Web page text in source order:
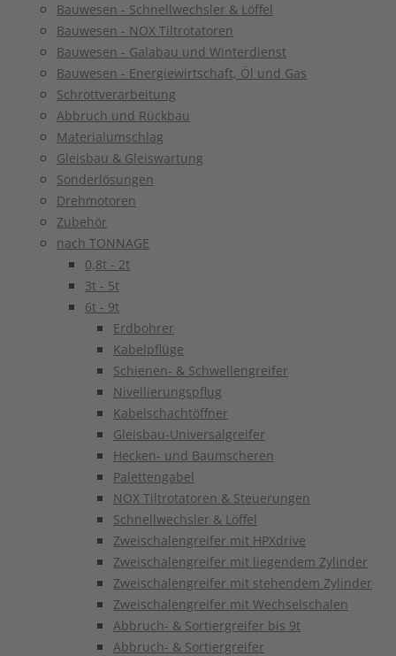
Bauwesen - Schnellwechsler & Löffel
Bauwesen - NOX Tiltrotatoren
Bauwesen - Galabau und Winterdienst
Bauwesen - Energiewirtschaft, Öl und Gas
Schrottverarbeitung
Abbruch und Rückbau
Materialumschlag
Gleisbau & Gleiswartung
Sonderlösungen
Drehmotoren
Zubehör
nach TONNAGE
0,8t - 2t
3t - 5t
6t - 9t
Erdbohrer
Kabelpflüge
Schienen- & Schwellengreifer
Nivellierungspflug
Kabelschachtöffner
Gleisbau-Universalgreifer
Hecken- und Baumscheren
Palettengabel
NOX Tiltrotatoren & Steuerungen
Schnellwechsler & Löffel
Zweischalengreifer mit HPXdrive
Zweischalengreifer mit liegendem Zylinder
Zweischalengreifer mit stehendem Zylinder
Zweischalengreifer mit Wechselschalen
Abbruch- & Sortiergreifer bis 9t
Abbruch- & Sortiergreifer